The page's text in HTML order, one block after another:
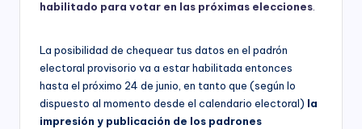
habilitado para votar en las próximas elecciones.
La posibilidad de chequear tus datos en el padrón
electoral provisorio va a estar habilitada entonces
hasta el próximo 24 de junio, en tanto que (según lo
dispuesto al momento desde el calendario electoral) la
impresión y publicación de los padrones